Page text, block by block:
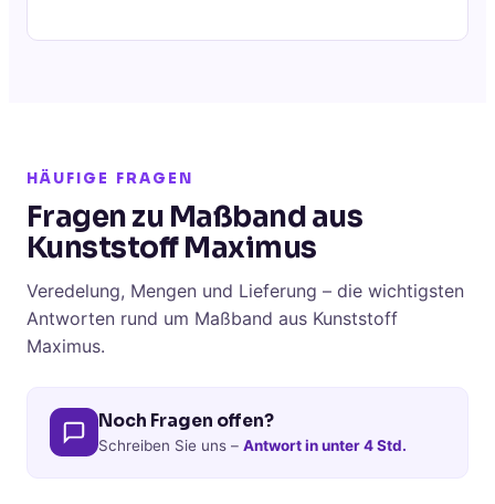
HÄUFIGE FRAGEN
Fragen zu Maßband aus
Kunststoff Maximus
Veredelung, Mengen und Lieferung – die wichtigsten
Antworten rund um Maßband aus Kunststoff
Maximus.
Noch Fragen offen?
Schreiben Sie uns – Antwort in unter 4 Std.